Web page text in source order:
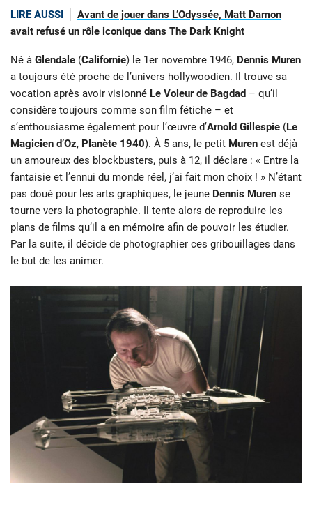
LIRE AUSSI
Avant de jouer dans L’Odyssée, Matt Damon
avait refusé un rôle iconique dans The Dark Knight
Né à Glendale (Californie) le 1er novembre 1946, Dennis Muren
a toujours été proche de l’univers hollywoodien. Il trouve sa
vocation après avoir visionné Le Voleur de Bagdad – qu’il
considère toujours comme son film fétiche – et
s’enthousiasme également pour l’œuvre d’Arnold Gillespie (Le
Magicien d’Oz, Planète 1940). À 5 ans, le petit Muren est déjà
un amoureux des blockbusters, puis à 12, il déclare : « Entre la
fantaisie et l’ennui du monde réel, j’ai fait mon choix ! » N’étant
pas doué pour les arts graphiques, le jeune Dennis Muren se
tourne vers la photographie. Il tente alors de reproduire les
plans de films qu’il a en mémoire afin de pouvoir les étudier.
Par la suite, il décide de photographier ces gribouillages dans
le but de les animer.